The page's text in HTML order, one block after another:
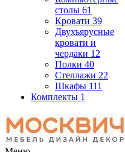
столы 61
Кровати 39
Двухъярусные
кровати и
чердаки 12
Полки 40
Стеллажи 22
Шкафы 111
Комплекты 1